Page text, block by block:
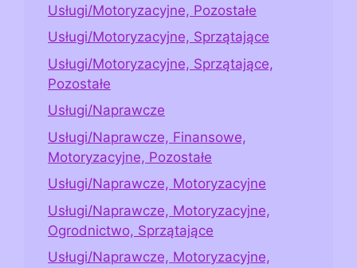
Usługi/Motoryzacyjne, Pozostałe
Usługi/Motoryzacyjne, Sprzątające
Usługi/Motoryzacyjne, Sprzątające,
Pozostałe
Usługi/Naprawcze
Usługi/Naprawcze, Finansowe,
Motoryzacyjne, Pozostałe
Usługi/Naprawcze, Motoryzacyjne
Usługi/Naprawcze, Motoryzacyjne,
Ogrodnictwo, Sprzątające
Usługi/Naprawcze, Motoryzacyjne,